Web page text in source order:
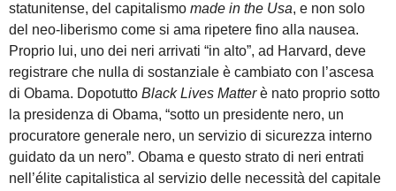
statunitense, del capitalismo made in the Usa, e non solo
del neo-liberismo come si ama ripetere fino alla nausea.
Proprio lui, uno dei neri arrivati “in alto”, ad Harvard, deve
registrare che nulla di sostanziale è cambiato con l’ascesa
di Obama. Dopotutto Black Lives Matterè nato proprio sotto
la presidenza di Obama, “sotto un presidente nero, un
procuratore generale nero, un servizio di sicurezza interno
guidato da un nero”. Obama e questo strato di neri entrati
nell’élite capitalistica al servizio delle necessità del capitale